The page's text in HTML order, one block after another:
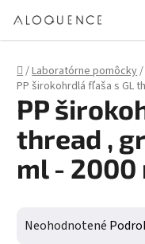
Domov
/Laboratórne pomôcky/
PP širokohrdlá fľaša s GL
PP
thread ,
ml - 2000
Priemerné
Neohodnotené